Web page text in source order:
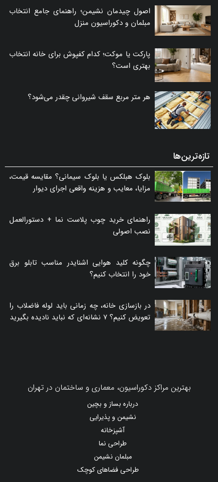
اصول چیدمان نشیمن؛ راهنمای جامع انتخاب
مبلمان و دکوراسیون منزل
پارکت یا موکت؛ کدام کفپوش برای خانه انتخاب
بهتری است؟
هر متر مربع سقف شیروانی چقدر می‌شود؟
تازه‌ترین‌ها
بلوک هبلکس یا بلوک سیمانی؟ مقایسه قیمت،
مزایا، معایب و هزینه واقعی اجرای دیوار
راهنمای خرید چوب پلاست نما + دستورالعمل
نصب اصولی
چگونه کلید هوایی اشنایدر مناسب تابلو برق
خود را انتخاب کنیم؟
در بازسازی خانه، چه زمانی باید لوله فاضلاب را
تعویض کنیم؟ ۷ نشانه‌ای که نباید نادیده بگیرید
بهترین مراکز دکوراسیون، معماری و ساختمان در تهران
درباره بساز و بچین
نشیمن و پذیرایی
آشپزخانه
طراحی نما
مبلمان نشیمن
طراحی فضاهای کوچک